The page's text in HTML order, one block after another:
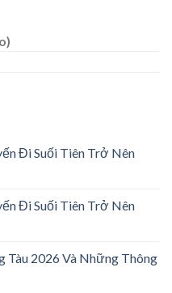
Đi Suối Tiên Trở Nên
Đi Suối Tiên Trở Nên
Tàu 2026 Và Những Thông